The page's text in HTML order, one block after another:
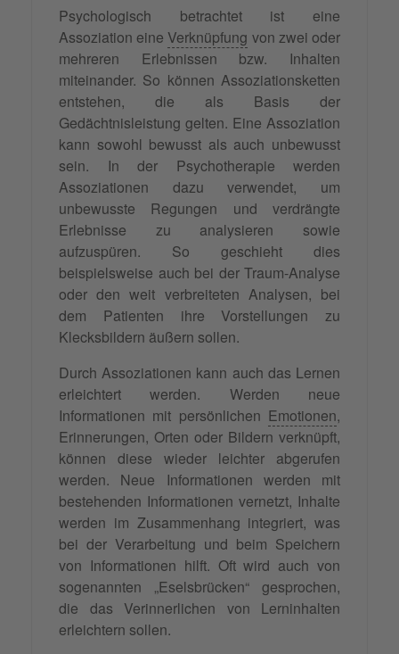
Psychologisch betrachtet ist eine
Assoziation eine Verknüpfung von zwei oder
mehreren Erlebnissen bzw. Inhalten
miteinander. So können Assoziationsketten
entstehen, die als Basis der
Gedächtnisleistung gelten. Eine Assoziation
kann sowohl bewusst als auch unbewusst
sein. In der Psychotherapie werden
Assoziationen dazu verwendet, um
unbewusste Regungen und verdrängte
Erlebnisse zu analysieren sowie
aufzuspüren. So geschieht dies
beispielsweise auch bei der Traum-Analyse
oder den weit verbreiteten Analysen, bei
dem Patienten ihre Vorstellungen zu
Klecksbildern äußern sollen.
Durch Assoziationen kann auch das Lernen
erleichtert werden. Werden neue
Informationen mit persönlichen Emotionen,
Erinnerungen, Orten oder Bildern verknüpft,
können diese wieder leichter abgerufen
werden. Neue Informationen werden mit
bestehenden Informationen vernetzt, Inhalte
werden im Zusammenhang integriert, was
bei der Verarbeitung und beim Speichern
von Informationen hilft. Oft wird auch von
sogenannten „Eselsbrücken“ gesprochen,
die das Verinnerlichen von Lerninhalten
erleichtern sollen.